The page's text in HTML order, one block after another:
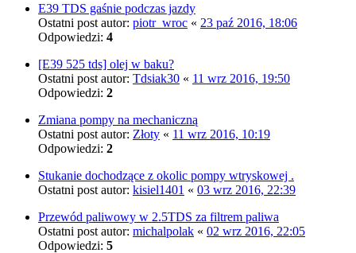
E39 TDS gaśnie podczas jazdy
Ostatni post autor: piotr_wroc « 23 paź 2016, 18:06
Odpowiedzi: 4
[E39 525 tds] olej w baku?
Ostatni post autor: Tdsiak30 « 11 wrz 2016, 19:50
Odpowiedzi: 2
Zmiana pompy na mechaniczną
Ostatni post autor: Złoty « 11 wrz 2016, 10:19
Odpowiedzi: 2
Stukanie dochodzące z okolic pompy wtryskowej .
Ostatni post autor: kisiel1401 « 03 wrz 2016, 22:39
Przewód paliwowy w 2.5TDS za filtrem paliwa
Ostatni post autor: michalpolak « 02 wrz 2016, 22:05
Odpowiedzi: 5